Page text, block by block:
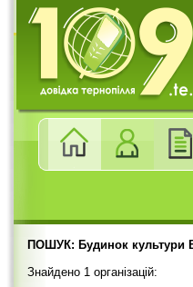
ПОШУК: Будинок культури
Знайдено 1 організацій: